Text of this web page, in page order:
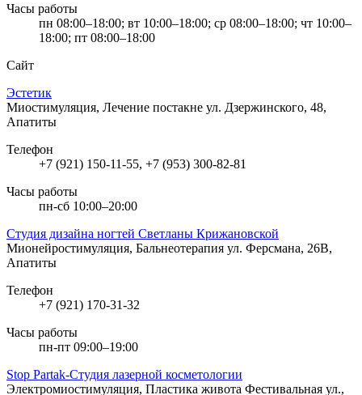
Часы работы
пн 08:00–18:00; вт 10:00–18:00; ср 08:00–18:00; чт 10:00–
18:00; пт 08:00–18:00
Сайт
Эстетик
Миостимуляция, Лечение постакне ул. Дзержинского, 48,
Апатиты
Телефон
+7 (921) 150-11-55, +7 (953) 300-82-81
Часы работы
пн-сб 10:00–20:00
Студия дизайна ногтей Светланы Крижановской
Мионейростимуляция, Бальнеотерапия ул. Ферсмана, 26В,
Апатиты
Телефон
+7 (921) 170-31-32
Часы работы
пн-пт 09:00–19:00
Stop Partak-Студия лазерной косметологии
Электромиостимуляция, Пластика живота Фестивальная ул.,